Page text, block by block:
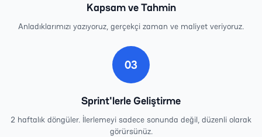
Kapsam ve Tahmin
Anladıklarımızı yazıyoruz, gerçekçi zaman ve maliyet veriyoruz.
03
Sprint'lerle Geliştirme
2 haftalık döngüler. İlerlemeyi sadece sonunda değil, düzenli olarak
görürsünüz.